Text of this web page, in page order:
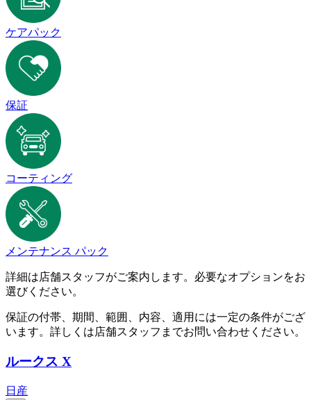
ケアパック
保証
コーティング
メンテナンス パック
詳細は店舗スタッフがご案内します。必要なオプションをお
選びください。
保証の付帯、期間、範囲、内容、適用には一定の条件がござ
います。詳しくは店舗スタッフまでお問い合わせください。
ルークス X
日産